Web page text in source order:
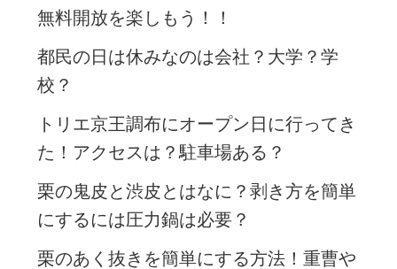
無料開放を楽しもう！！
都民の日は休みなのは会社？大学？学
校？
トリエ京王調布にオープン日に行ってき
た！アクセスは？駐車場ある？
栗の鬼皮と渋皮とはなに？剥き方を簡単
にするには圧力鍋は必要？
栗のあく抜きを簡単にする方法！重曹や